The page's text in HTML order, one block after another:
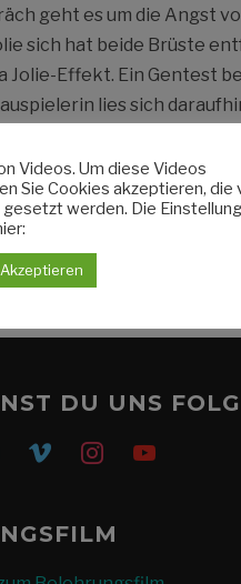
geht es um die Angst
sich hat beide Brüste
Jolie-Effekt. Ein Gentest
lies sich
Ängste bei einer Frau.
DU UNS
vimeo instagramyoutube
Videos. Um diese Videos
Sie Cookies akzeptieren, die
werden. Die
Akzeptieren